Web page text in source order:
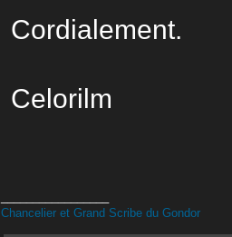
Cordialement.
Celorilm
Chancelier et Grand Scribe du Gondor